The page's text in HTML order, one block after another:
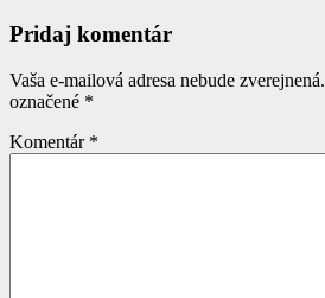
Pridaj komentár
Vaša e-mailová adresa nebude zverejnená.
označené *
Komentár *